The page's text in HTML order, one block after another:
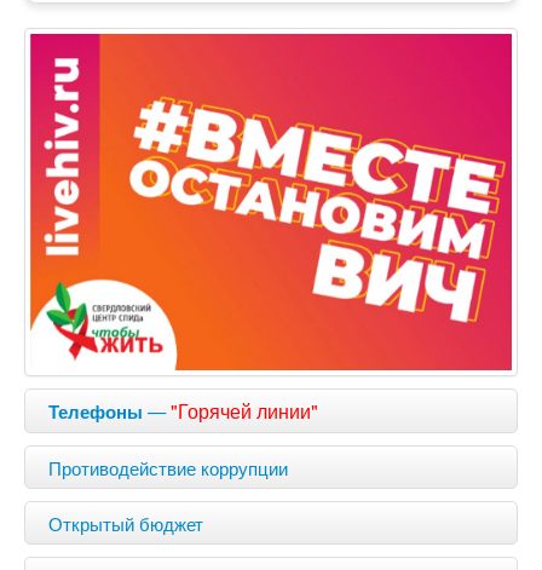
Телефоны —"Горячей линии"
Противодействие коррупции
Открытый бюджет